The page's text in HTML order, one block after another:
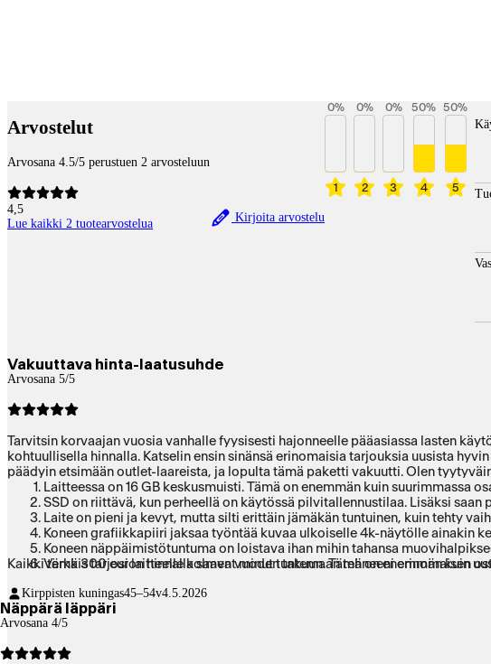
Arvostelut
Arvosana 4.5/5 perustuen 2 arvosteluun
4,5
Lue kaikki 2 tuotearvostelua
Kirjoita arvostelu
1
0%
2
0%
3
0%
4
50%
5
50%
Vakuuttava hinta-laatusuhde
Arvosana 5/5
Tarvitsin korvaajan vuosia vanhalle fyysisesti hajonneelle pääasiassa lasten
kohtuullisella hinnalla. Katselin ensin sinänsä erinomaisia tarjouksia uusista
päädyin etsimään outlet-laareista, ja lopulta tämä paketti vakuutti. Olen
Laitteessa on 16 GB keskusmuisti. Tämä on enemmän kuin suurimmassa
SSD on riittävä, kun perheellä on käytössä pilvitallennustilaa. Lisäksi saan
Laite on pieni ja kevyt, mutta silti erittäin jämäkän tuntuinen, kuin tehty
Koneen grafiikkapiiri jaksaa työntää kuvaa ulkoiselle 4k-näytölle ainakin
Koneen näppäimistötuntuma on loistava ihan mihin tahansa
Verkkis tarjosi laitteelle kolmen vuoden takuun. Tämä on enemmän kuin
Laitteessa on muutamia herkkuja, joista en tiennyt, kuten kosketusnäyttö,
Kaikki tämä 300 euron hinnalla saavat minut tuntemaan tehneeni erinomaisen
Kirppisten kuningas45–54v4.5.2026
Näppärä läppäri
Arvosana 4/5